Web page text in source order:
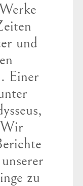
und
Einer
zu